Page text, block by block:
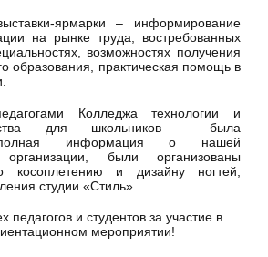
ярмарки – информирование
на рынке труда, востребованных
возможностях получения
образования, практическая помощь в
Колледжа технологии и
для школьников была
полная информация о нашей
организации, были организованы
косоплетению и дизайну ногтей,
студии «Стиль».
педагогов и студентов за участие в
мероприятии!